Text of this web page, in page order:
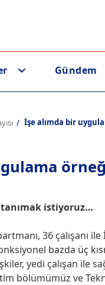
Gündem
İşe alımda bir
istiyoruz…
36 çalışanı
bazda üç
yedi çalışan ile
bölümümüz ve